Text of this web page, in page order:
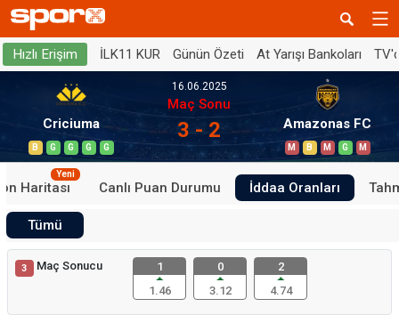
Hızlı Erişim İLK11 KUR Günün Özeti At Yarışı Bankoları
Criciuma
B G G G G
16.06.2025
Maç Sonu
3 - 2 Amazonas FC
M B M G M
Haritası
Yeni
Canlı Puan Durumu İddaa Oranları
Tümü
3 Maç Sonucu
1
1.46
0
3.12
2
4.74